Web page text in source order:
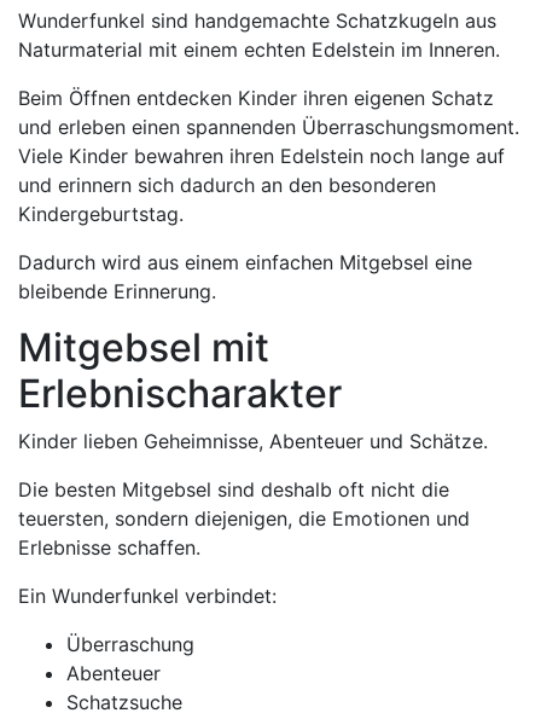
Wunderfunkel sind handgemachte Schatzkugeln aus
Naturmaterial mit einem echten Edelstein im Inneren.
Beim Öffnen entdecken Kinder ihren eigenen Schatz
und erleben einen spannenden Überraschungsmoment.
Viele Kinder bewahren ihren Edelstein noch lange auf
und erinnern sich dadurch an den besonderen
Kindergeburtstag.
Dadurch wird aus einem einfachen Mitgebsel eine
bleibende Erinnerung.
Mitgebsel mit
Erlebnischarakter
Kinder lieben Geheimnisse, Abenteuer und Schätze.
Die besten Mitgebsel sind deshalb oft nicht die
teuersten, sondern diejenigen, die Emotionen und
Erlebnisse schaffen.
Ein Wunderfunkel verbindet:
Überraschung
Abenteuer
Schatzsuche